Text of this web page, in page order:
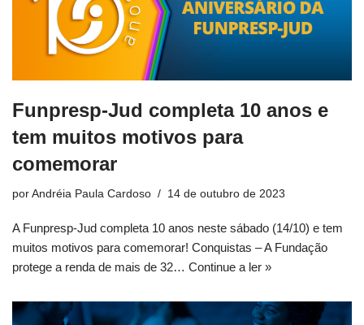
Funpresp-Jud completa 10 anos e
tem muitos motivos para
comemorar
por Andréia Paula Cardoso 14 de outubro de 2023
A Funpresp-Jud completa 10 anos neste sábado (14/10) e tem
muitos motivos para comemorar! Conquistas – A Fundação
protege a renda de mais de 32… Continue a ler »